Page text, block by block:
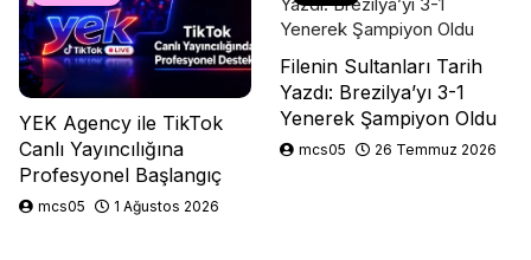
YEK Agency ile TikTok
Canlı Yayıncılığına
Profesyonel Başlangıç
mcs05 1 Ağustos 2026
Filenin Sultanları Tarih
Yazdı: Brezilya’yı 3-1
Yenerek Şampiyon Oldu
mcs05 26 Temmuz 2026